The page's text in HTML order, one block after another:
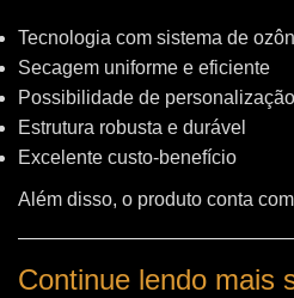
Tecnologia com sistema de
Secagem uniforme e eficiente
Possibilidade de personalização
Estrutura robusta e durável
Excelente custo-benefício
Além disso, o produto conta
Continue lendo mais